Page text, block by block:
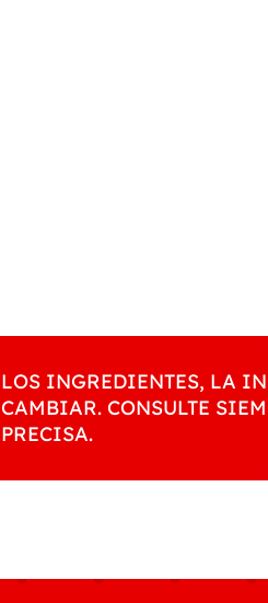
LOS INGREDIENTES, LA
CAMBIAR. CONSULTE
PRECISA.